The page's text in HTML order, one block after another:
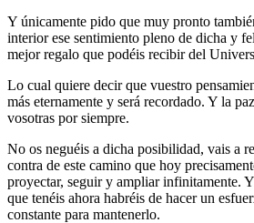
Y únicamente pido que muy pronto
interior ese sentimiento pleno de dicha y
mejor regalo que podéis recibir del
Lo cual quiere decir que vuestro
más eternamente y será recordado. Y la
vosotras por siempre.
No os neguéis a dicha posibilidad, vais a
contra de este camino que hoy
proyectar, seguir y ampliar infinitamente.
que tenéis ahora habréis de hacer un
constante para mantenerlo.